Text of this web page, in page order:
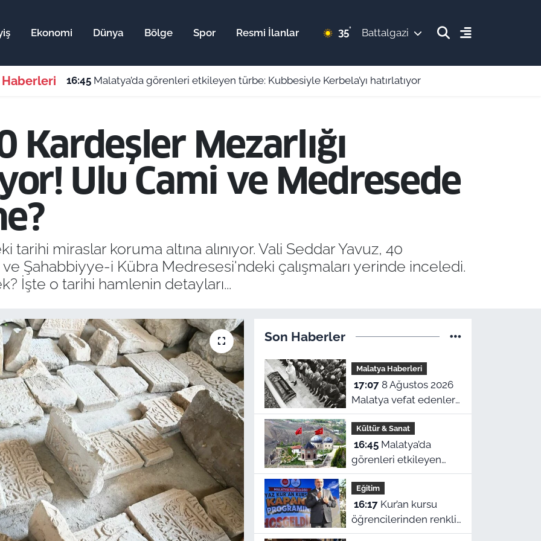
Ekonomi Dünya Bölge Spor Resmi İlanlar 35° Battalgazi
Haberleri 16:45 Malatya’da görenleri etkileyen türbe: Kubbesiyle Kerbela’yı hatırlatıyor
Kardeşler Mezarlığı
Ulu Cami ve Medresede
tarihi miraslar koruma altına alınıyor. Vali Seddar Yavuz, 40
ve Şahabbiyye-i Kübra Medresesi'ndeki çalışmaları yerinde inceledi.
İşte o tarihi hamlenin detayları...
Son Haberler
Malatya Haberleri
17:078 Ağustos 2026
Malatya vefat edenler
ve taziye adresleri
Kültür & Sanat
16:45Malatya’da
görenleri etkileyen
türbe: Kubbesiyle
Kerbela’yı hatırlatıyor
Eğitim
16:17Kur’an kursu
öğrencilerinden renkli
ve anlamlı kapanış